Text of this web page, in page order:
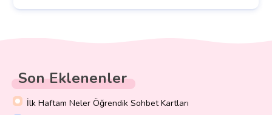
Son Eklenenler
İlk Haftam Neler Öğrendik Sohbet Kartları